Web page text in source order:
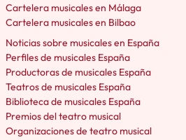
Cartelera musicales en Málaga
Cartelera musicales en Bilbao
Noticias sobre musicales en España
Perfiles de musicales España
Productoras de musicales España
Teatros de musicales España
Biblioteca de musicales España
Premios del teatro musical
Organizaciones de teatro musical